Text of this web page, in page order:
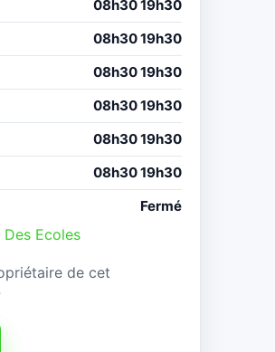
08h30 19h30
08h30 19h30
08h30 19h30
08h30 19h30
08h30 19h30
08h30 19h30
Fermé
Des Ecoles
de cet